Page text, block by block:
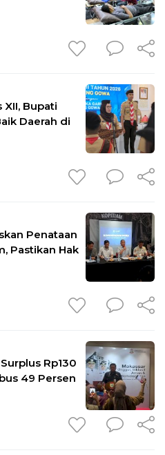
XII, Bupati
Daerah di
Penataan
Pastikan Hak
Rp130
49 Persen